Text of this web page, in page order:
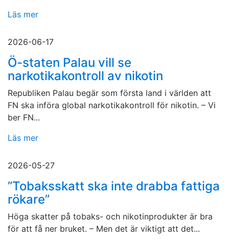
Läs mer
2026-06-17
Ö-staten Palau vill se
narkotikakontroll av nikotin
Republiken Palau begär som första land i världen att
FN ska införa global narkotikakontroll för nikotin. – Vi
ber FN...
Läs mer
2026-05-27
”Tobaksskatt ska inte drabba fattiga
rökare”
Höga skatter på tobaks- och nikotinprodukter är bra
för att få ner bruket. – Men det är viktigt att det...